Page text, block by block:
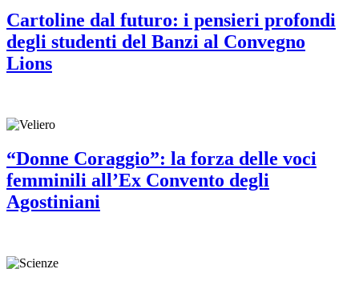
Cartoline dal futuro: i pensieri profondi
degli studenti del Banzi al Convegno
Lions
“Donne Coraggio”: la forza delle voci
femminili all’Ex Convento degli
Agostiniani